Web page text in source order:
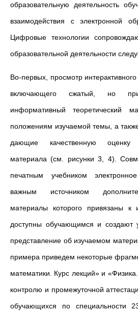
образовательную деятельность
взаимодействия с электронной
Цифровые технологии
образовательной деятельности
Во-первых, просмотр
включающего сжатый, но
информативный теоретический
положениям изучаемой темы, а
дающие качественную оценку
материала (см. рисунки 3, 4).
печатным учебником
важным источником
материалы которого привязаны к
доступны обучающимся и
представление об изучаемом
примера приведем некоторые
математики. Курс лекций» и
контролю и промежуточной
обучающихся по специальности